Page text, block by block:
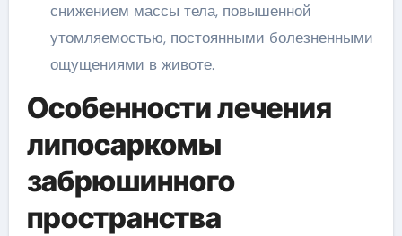
снижением массы тела, повышенной
утомляемостью, постоянными болезненными
ощущениями в животе.
Особенности лечения
липосаркомы
забрюшинного
пространства